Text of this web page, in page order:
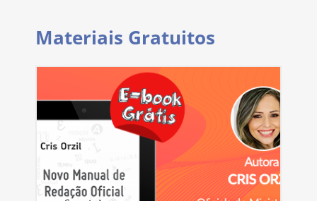
Materiais Gratuitos